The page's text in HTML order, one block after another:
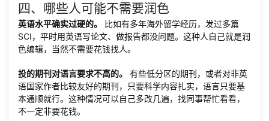
四、哪些人可能不需要润色
英语水平确实过硬的。
比如有多年海外留学经历，发过多篇
SCI，平时用英语写论文、做报告都没问题。这种人自己就是润
色编辑，当然不需要花钱找人。
投的期刊对语言要求不高的。
有些低分区的期刊，或者对非英
语国家作者比较友好的期刊，只要科学内容扎实，语言只要基
本通顺就行。这种情况可以自己多改几遍，找同事帮忙看看，
不一定非要花钱。